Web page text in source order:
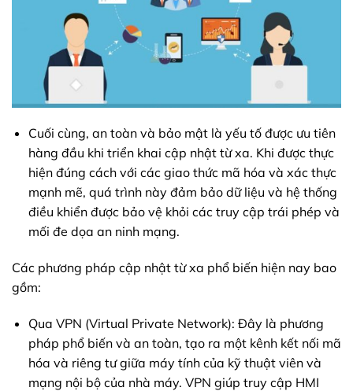
Cuối cùng, an toàn và bảo mật là yếu tố được ưu tiên
hàng đầu khi triển khai cập nhật từ xa. Khi được thực
hiện đúng cách với các giao thức mã hóa và xác thực
mạnh mẽ, quá trình này đảm bảo dữ liệu và hệ thống
điều khiển được bảo vệ khỏi các truy cập trái phép và
mối đe dọa an ninh mạng.
Các phương pháp cập nhật từ xa phổ biến hiện nay bao
gồm:
Qua VPN (Virtual Private Network): Đây là phương
pháp phổ biến và an toàn, tạo ra một kênh kết nối mã
hóa và riêng tư giữa máy tính của kỹ thuật viên và
mạng nội bộ của nhà máy. VPN giúp truy cập HMI